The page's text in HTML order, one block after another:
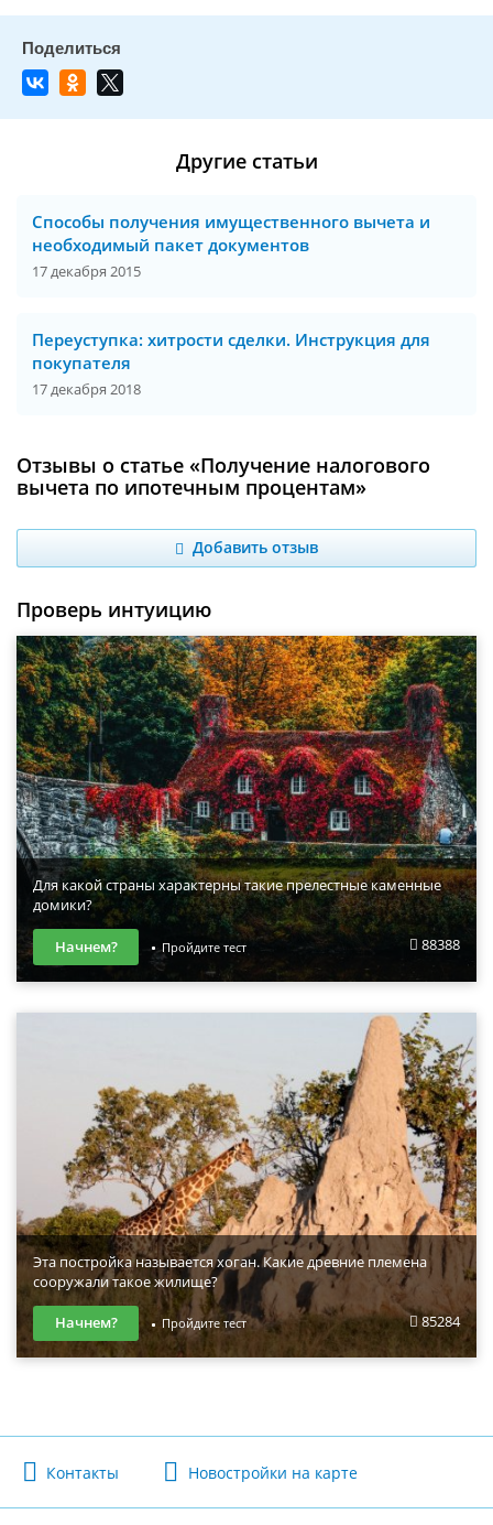
Другие статьи
Способы получения имущественного вычета и
необходимый пакет документов
17 декабря 2015
Переуступка: хитрости сделки. Инструкция для
покупателя
17 декабря 2018
Отзывы о статье «Получение налогового
вычета по ипотечным процентам»
Добавить отзыв
Проверь интуицию
Для какой страны характерны такие прелестные каменные
домики?
88388
Начнем? Пройдите тест
Эта постройка называется хоган. Какие древние племена
сооружали такое жилище?
85284
Начнем? Пройдите тест
Контакты Новостройки на карте